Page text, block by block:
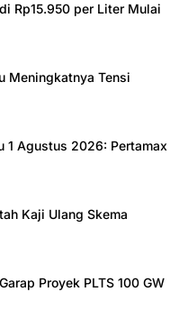
Rp15.950 per Liter Mulai
Meningkatnya Tensi
1 Agustus 2026: Pertamax
Kaji Ulang Skema
Proyek PLTS 100 GW